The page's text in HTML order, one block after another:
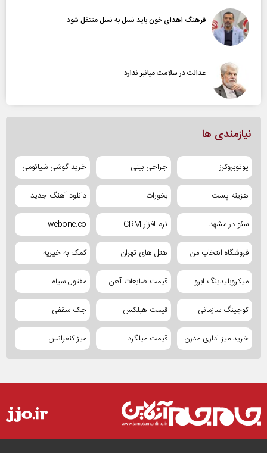
فرهنگ اهدای خون باید نسل به نسل منتقل شود
عدالت در سلامت میانبر ندارد
نیازمندی ها
یوتوبروکرز جراحی بینی خرید گوشی شیائومی
هزینه پست بخورات دانلود آهنگ جدید
سئو در مشهد نرم افزار CRM webone.co
فروشگاه انتخاب من هتل های تهران کمک به خیریه
میکروبلیدینگ ابرو قیمت ضایعات آهن مفتول سیاه
کوچینگ سازمانی قیمت هبلکس جک سقفی
خرید میز اداری مدرن قیمت میلگرد میز کنفرانس